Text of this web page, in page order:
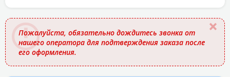
названию
Пожалуйста, обязательно дождитесь звонка от
нашего оператора для подтверждения заказа после
его оформления.